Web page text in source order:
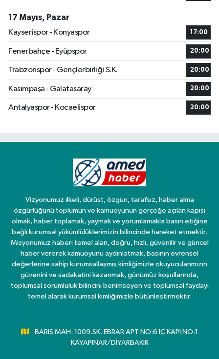
17 Mayıs, Pazar
Kayserispor - Konyaspor
17:00
Fenerbahçe - Eyüpspor 20:00
Trabzonspor - Gençlerbirliği S.K. 20:00
Kasımpaşa - Galatasaray 20:00
Antalyaspor - Kocaelispor 20:00
Vizyonumuz ilkeli, dürüst, özgün, tarafsız, haber alma
özgürlüğünü toplumun ve kamuoyunun gerçeğe açılan kapısı
olmak, haber toplamak, yaymak ve yorumlamakla basın etiğine
bağlı kurumsal yükümlülüklerimizin bilincinde hareket etmektir.
Misyonumuz haberi temel alan, doğru, hızlı, güvenilir ve güncel
haber vererek kamuoyunu aydınlatmak, basının evrensel
değerlerine sahip kurumsallaşmış kimliğimizle okuyucularımızın
güvenini ve sadakatini kazanmak, günümüz koşullarında,
toplumsal sorumluluk bilincini benimseyen ve toplumsal faydayı
temel alarak kurumsal kimliğimizle bütünleştirmektir.
BARIŞ MAH. 1009.SK. EBRAR APT NO:6 İÇ KAPI NO:1
KAYAPINAR/DİYARBAKIR